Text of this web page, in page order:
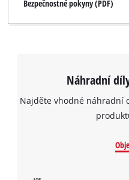
Bezpečnostné pokyny (PDF)
Náhradní
Najděte vhodné náhradní